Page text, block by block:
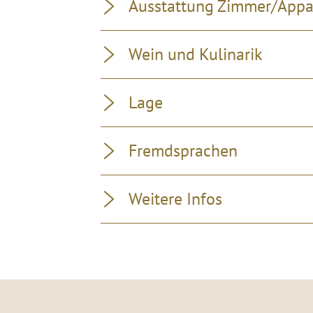
Ausstattung Zimmer/
Wein und Kulinarik
Lage
Fremdsprachen
Weitere Infos